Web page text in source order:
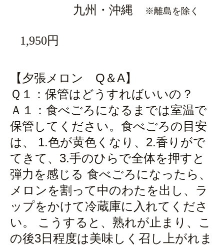
九州・沖縄 ※離島を除く
1,950円
【夕張メロン Q＆A】
Ｑ１：保管はどうすればいいの？
Ａ１：食べごろになるまでは室温で
保管してください。食べごろの目安
は、 1.色が黄色くなり、2.香りがで
てきて、3.手のひらで全体を押すと
弾力を感じる 食べごろになったら、
メロンを割って中のわたを出し、ラ
ップをかけて冷蔵庫に入れてくださ
い。 こうすると、熟れが止まり、こ
の後3日程度は美味しく召し上がれま